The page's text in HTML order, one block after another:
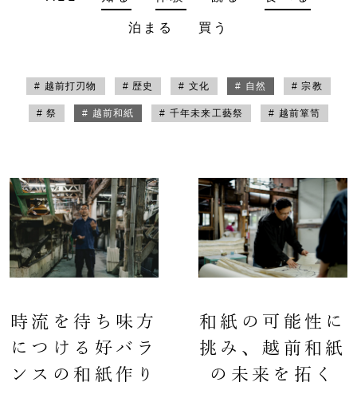
泊まる 買う
# 越前打刃物 # 歴史 # 文化 # 自然 # 宗教
# 祭 # 越前和紙 # 千年未来工藝祭 # 越前箪笥
時流を待ち味方
につける好バラ
ンスの和紙作り
和紙の可能性に
挑み、越前和紙
の未来を拓く